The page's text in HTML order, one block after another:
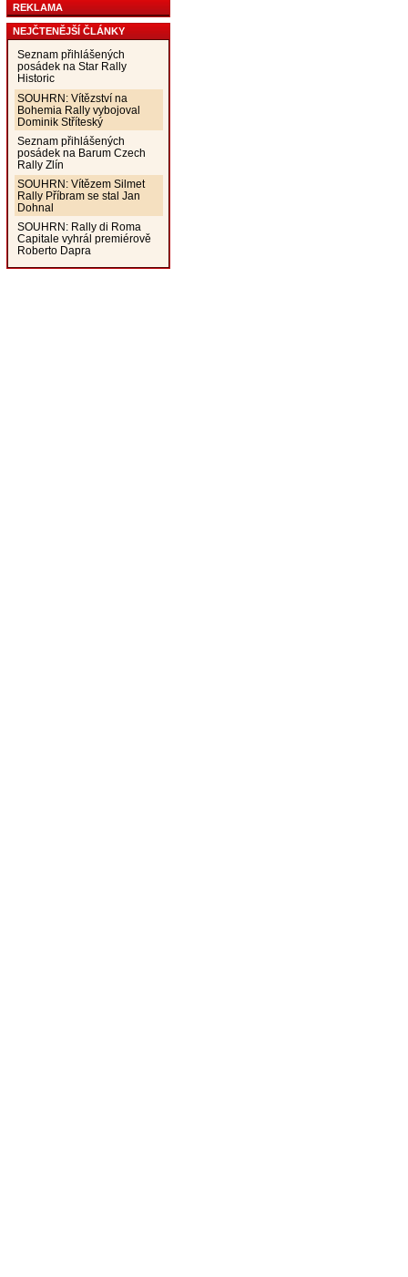
REKLAMA
NEJČTENĚJŠÍ ČLÁNKY
Seznam přihlášených
posádek na Star Rally
Historic
SOUHRN: Vítězství na
Bohemia Rally vybojoval
Dominik Stříteský
Seznam přihlášených
posádek na Barum Czech
Rally Zlín
SOUHRN: Vítězem Silmet
Rally Příbram se stal Jan
Dohnal
SOUHRN: Rally di Roma
Capitale vyhrál premiérově
Roberto Dapra